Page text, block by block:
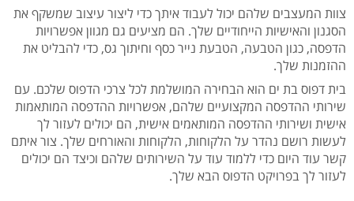
צוות המעצבים שלהם יכול לעבוד איתך כדי ליצור עיצוב שמשקף את
הסגנון והאישיות הייחודיים שלך. הם מציעים גם מגוון אפשרויות
הדפסה, כגון הטבעה, הטבעת נייר כסף וחיתוך גס, כדי להבליט את
ההזמנות שלך.
בית דפוס בת ים הוא הבחירה המושלמת לכל צרכי הדפוס שלכם. עם
שירותי ההדפסה המקצועיים שלהם, אפשרויות ההדפסה המותאמות
אישית ושירותי ההדפסה המותאמים אישית, הם יכולים לעזור לך
לעשות רושם נהדר על הלקוחות, הלקוחות והאורחים שלך. צור איתם
קשר עוד היום כדי ללמוד עוד על השירותים שלהם וכיצד הם יכולים
לעזור לך בפרויקט הדפוס הבא שלך.